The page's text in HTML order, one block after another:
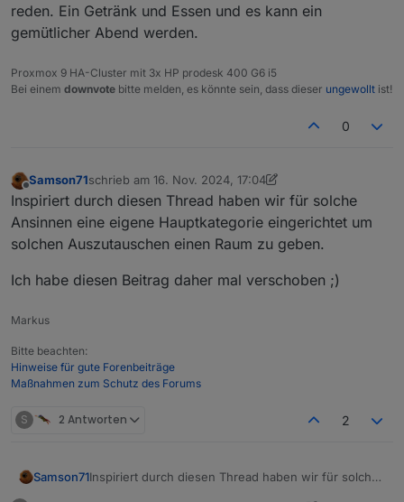
reden. Ein Getränk und Essen und es kann ein
gemütlicher Abend werden.
Proxmox 9 HA-Cluster mit 3x HP prodesk 400 G6 i5
Bei einem downvote bitte melden, es könnte sein, dass dieser ungewollt ist!
0
Offline
Samson71schrieb am 16. Nov. 2024, 17:04
zuletzt editiert von Samson71
Inspiriert durch diesen Thread haben wir für solche
Ansinnen eine eigene Hauptkategorie eingerichtet um
solchen Auszutauschen einen Raum zu geben.
Ich habe diesen Beitrag daher mal verschoben ;)
Markus
Bitte beachten:
Hinweise für gute Forenbeiträge
Maßnahmen zum Schutz des Forums
S 2 Antworten 2
Samson71Inspiriert durch diesen Thread haben wir für solche